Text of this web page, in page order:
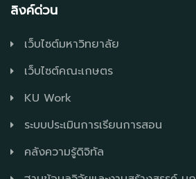
ลิงค์ด่วน
เว็บไซต์มหาวิทยาลัย
เว็บไซต์คณะเกษตร
KU Work
ระบบประเมินการเรียนการสอน
คลังความรู้ดิจิทัล